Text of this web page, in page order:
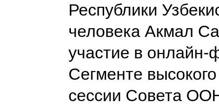
Республики
человека Акмал
участие в онлайн-
Сегменте
сессии Совета